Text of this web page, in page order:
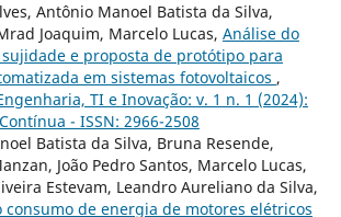
Antônio Manoel Batista da Silva,
Joaquim, Marcelo Lucas, Análise do
e proposta de protótipo para
em sistemas fotovoltaicos ,
TI e Inovação: v. 1 n. 1 (2024):
- ISSN: 2966-2508
Batista da Silva, Bruna Resende,
João Pedro Santos, Marcelo Lucas,
Estevam, Leandro Aureliano da Silva,
consumo de energia de motores elétricos